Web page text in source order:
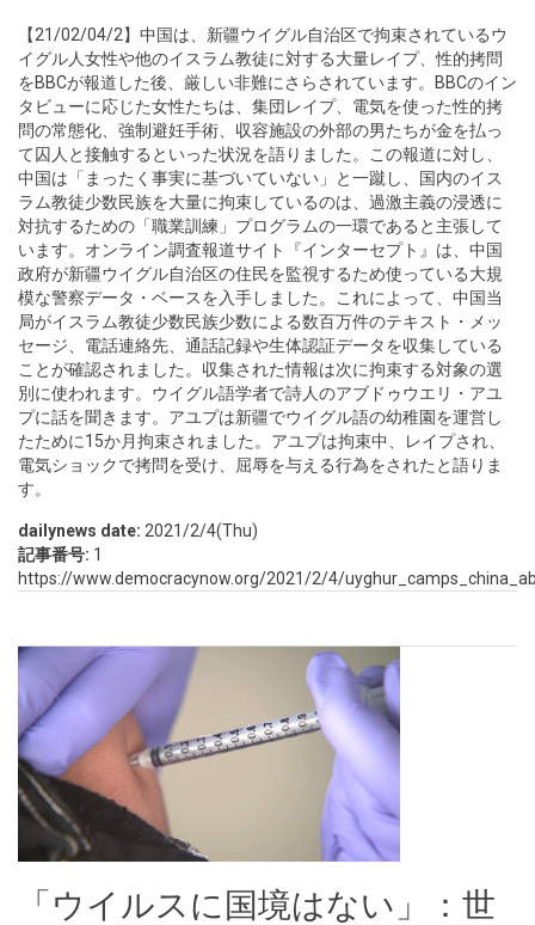
【21/02/04/2】中国は、新疆ウイグル自治区で拘束されているウ
イグル人女性や他のイスラム教徒に対する大量レイプ、性的拷問
をBBCが報道した後、厳しい非難にさらされています。BBCのイン
タビューに応じた女性たちは、集団レイプ、電気を使った性的拷
問の常態化、強制避妊手術、収容施設の外部の男たちが金を払っ
て囚人と接触するといった状況を語りました。この報道に対し、
中国は「まったく事実に基づいていない」と一蹴し、国内のイス
ラム教徒少数民族を大量に拘束しているのは、過激主義の浸透に
対抗するための「職業訓練」プログラムの一環であると主張して
います。オンライン調査報道サイト『インターセプト』は、中国
政府が新疆ウイグル自治区の住民を監視するため使っている大規
模な警察データ・ベースを入手しました。これによって、中国当
局がイスラム教徒少数民族少数による数百万件のテキスト・メッ
セージ、電話連絡先、通話記録や生体認証データを収集している
ことが確認されました。収集された情報は次に拘束する対象の選
別に使われます。ウイグル語学者で詩人のアブドゥウエリ・アユ
プに話を聞きます。アユプは新疆でウイグル語の幼稚園を運営し
たために15か月拘束されました。アユプは拘束中、レイプされ、
電気ショックで拷問を受け、屈辱を与える行為をされたと語りま
す。
dailynews date: 2021/2/4(Thu)
記事番号: 1
https://www.democracynow.org/2021/2/4/
「ウイルスに国境はない」：世